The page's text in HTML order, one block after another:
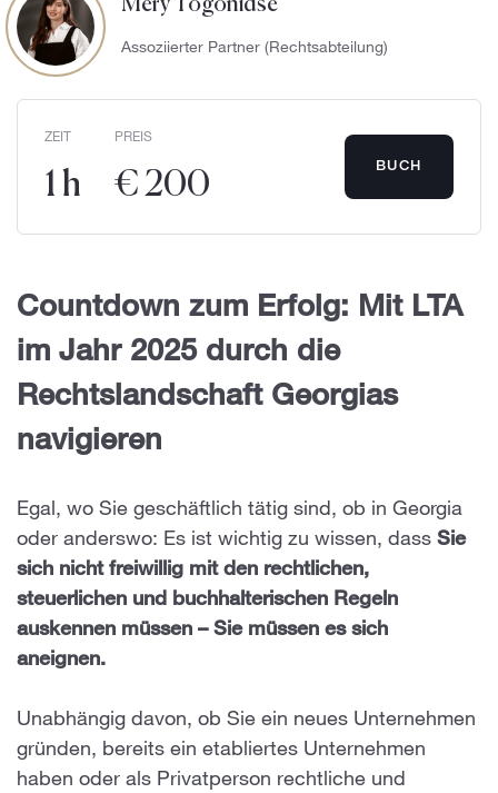
Mery Togonidse
Assoziierter Partner (Rechtsabteilung)
ZEIT
1 h
PREIS
€ 200
BUCH
Countdown zum Erfolg: Mit LTA
im Jahr 2025 durch die
Rechtslandschaft Georgias
navigieren
Egal, wo Sie geschäftlich tätig sind, ob in Georgia
oder anderswo: Es ist wichtig zu wissen, dass Sie
sich nicht freiwillig mit den rechtlichen,
steuerlichen und buchhalterischen Regeln
auskennen müssen – Sie müssen es sich
aneignen.
Unabhängig davon, ob Sie ein neues Unternehmen
gründen, bereits ein etabliertes Unternehmen
haben oder als Privatperson rechtliche und